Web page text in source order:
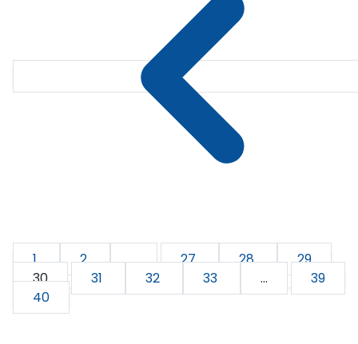
1 2 ... 27 28
29
30
31 32 33 ...
39
40